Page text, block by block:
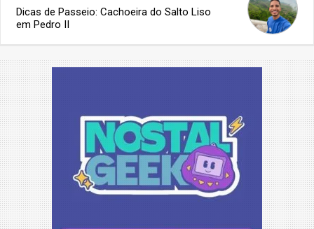
Dicas de Passeio: Cachoeira do Salto Liso
em Pedro II